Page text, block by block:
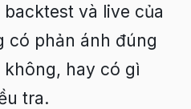
và live của
có phản ánh đúng
hay có gì
tra.